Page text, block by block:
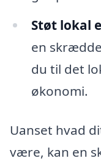
Støt lokal
en
du til det
økonomi.
Uanset hvad
være, kan en